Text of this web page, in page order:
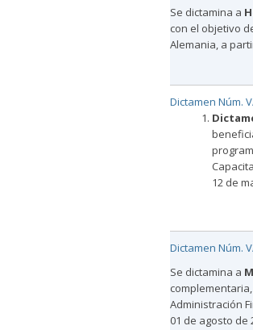
Se dictamina a
con el objetivo
Alemania, a
Dictamen Núm.
12 de
Dictamen Núm.
Se dictamina a
Administración
01 de agosto de